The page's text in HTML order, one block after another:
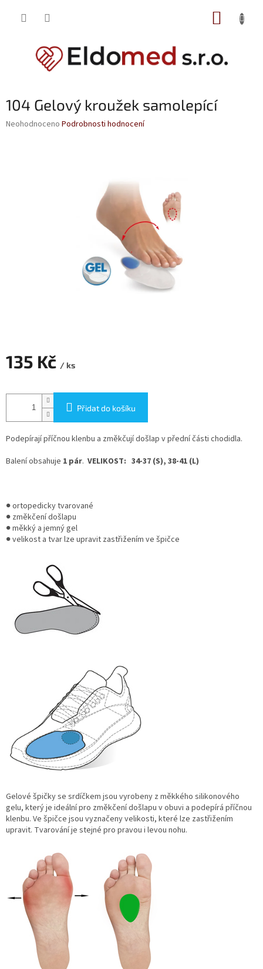
104 Gelový kroužek samolepící
Průměrné
Neohodnoceno Podrobnosti hodnocení
135 Kč / ks
cena:
Přidat do košíku
Podepírají příčnou klenbu a změkčují došlap v přední části chodidla.
Balení obsahuje 1 pár. VELIKOST: 34-37 (S), 38-41 (L)
● ortopedicky tvarované
● změkčení došlapu
● měkký a jemný gel
● velikost a tvar lze upravit zastřižením ve špičce
Gelové špičky se srdíčkem jsou vyrobeny z měkkého silikonového
gelu, který je ideální pro změkčení došlapu v obuvi a podepírá příčnou
klenbu. Ve špičce jsou vyznačeny velikosti, které lze zastřižením
upravit. Tvarování je stejné pro pravou i levou nohu.